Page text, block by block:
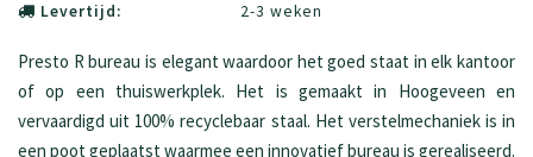
Levertijd:
2-3 weken
Presto R bureau is elegant waardoor het goed staat in elk kantoor
of op een thuiswerkplek. Het is gemaakt in Hoogeveen en
vervaardigd uit 100% recyclebaar staal. Het verstelmechaniek is in
een poot geplaatst waarmee een innovatief bureau is gerealiseerd.